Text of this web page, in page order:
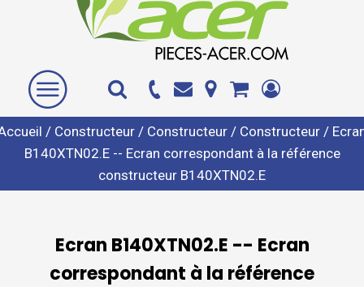
/ Constructeur / Constructeur / Constructeur /
B140XTN02.E -- Ecran correspondant à la référence
constructeur B140XTN02.E
Ecran B140XTN02.E -- Ecran
correspondant à la référence